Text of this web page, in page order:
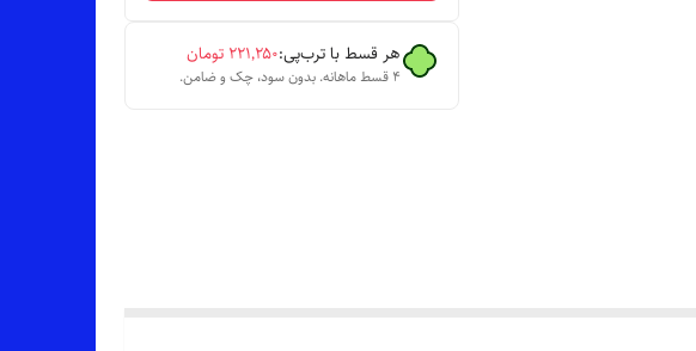
هر قسط با ترب‌پی:۲۲۱٬۲۵۰ تومان
۴ قسط ماهانه. بدون سود، چک و ضامن.